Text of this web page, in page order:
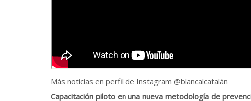
Más noticias en perfil de Instagram @blancalcatalán
Capacitación piloto en una nueva metodología de